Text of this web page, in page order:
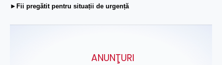
►Fii pregătit pentru situații de urgență
ANUNŢURI